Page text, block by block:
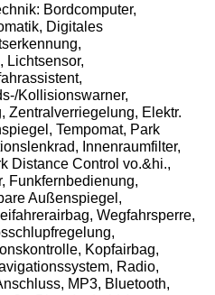
Bordcomputer,
Digitales
Lichtsensor,
Kollisionswarner,
Zentralverriegelung, Elektr.
Tempomat, Park
Innenraumfilter,
Distance Control vo.&hi.,
Funkfernbedienung,
Außenspiegel,
Wegfahrsperre,
Kopfairbag,
Radio,
MP3, Bluetooth,